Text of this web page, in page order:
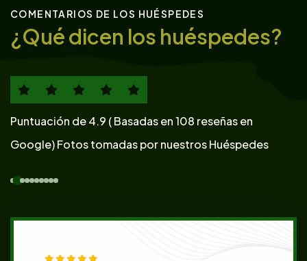
COMENTARIOS DE LOS HUÉSPEDES
¿Qué dicen los huéspedes?
Puntuación de 4.9 ( Basadas en 108 reseñas en
Google)Fotos tomadas por nuestros Huéspedes